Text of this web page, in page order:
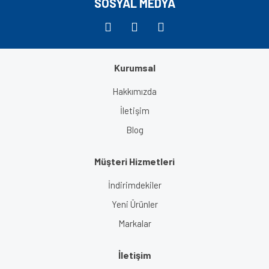
SOSYAL MEDYA
Kurumsal
Hakkımızda
İletişim
Blog
Müşteri Hizmetleri
İndirimdekiler
Yeni Ürünler
Markalar
İletişim